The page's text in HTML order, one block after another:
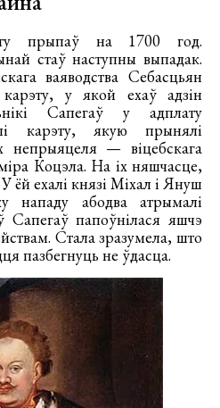
прыпаў на 1700 год.
стаў наступны выпадак.
ваяводства Себасцьян
у якой ехаў адзін
Сапегаў у адплату
карэту, якую прынялі
непрыяцеля — віцебскага
Коцэла. На іх няшчасце,
ёй ехалі князі Міхал і Януш
нападу абодва атрымалі
Сапегаў папоўнілася яшчэ
Стала зразумела, што
пазбегнуць не ўдасца.